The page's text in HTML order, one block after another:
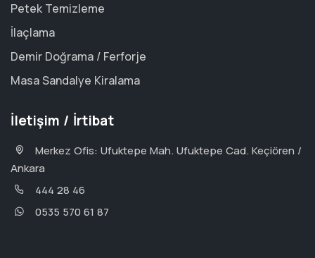
Petek Temizleme
İlaçlama
Demir Doğrama / Ferforje
Masa Sandalye Kiralama
İletişim / İrtibat
Merkez Ofis: Ufuktepe Mah. Ufuktepe Cad. Keçiören /
Ankara
444 28 46
0535 570 61 87